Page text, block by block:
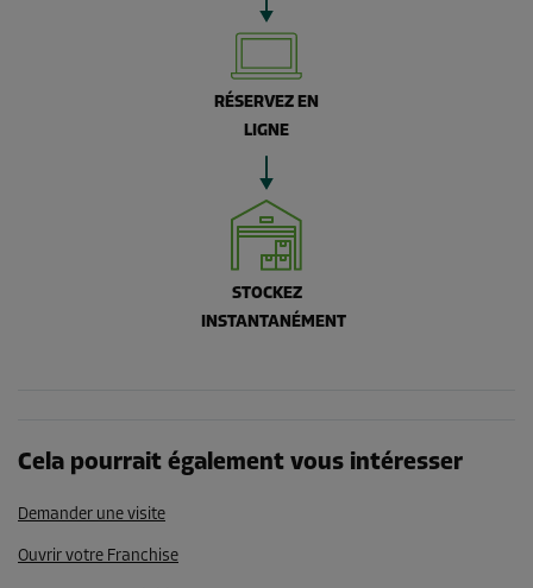
RÉSERVEZ EN
LIGNE
STOCKEZ
INSTANTANÉMENT
Cela pourrait également vous intéresser
Demander une visite
Ouvrir votre Franchise